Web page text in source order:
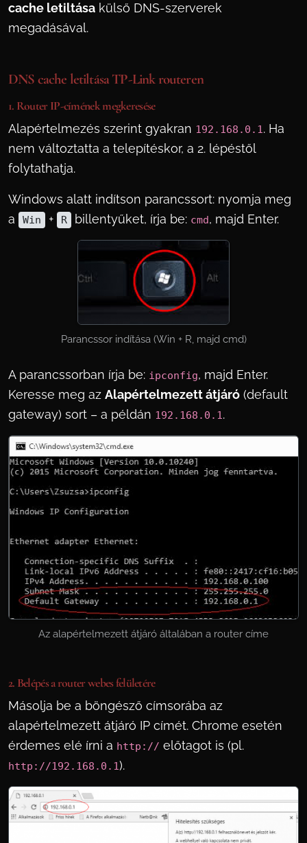
cache letiltása külső DNS-szerverek
megadásával.
DNS cache letiltása TP-Link routeren
1. Router IP-címének megkeresése
Alapértelmezés szerint gyakran 192.168.0.1. Ha
nem változtatta a telepítéskor, a 2. lépéstől
folytathatja.
Windows alatt indítson parancssort: nyomja meg
a
Win + R billentyűket, írja be: cmd, majd Enter.
Parancssor indítása (Win + R, majd cmd)
A parancssorban írja be: ipconfig, majd Enter.
Keresse meg az Alapértelmezett átjáró (default
gateway) sort – a példán 192.168.0.1.
Az alapértelmezett átjáró általában a router címe
2. Belépés a router webes felületére
Másolja be a böngésző címsorába az
alapértelmezett átjáró IP címét. Chrome esetén
érdemes elé írni a http:// előtagot is (pl.
http://192.168.0.1).